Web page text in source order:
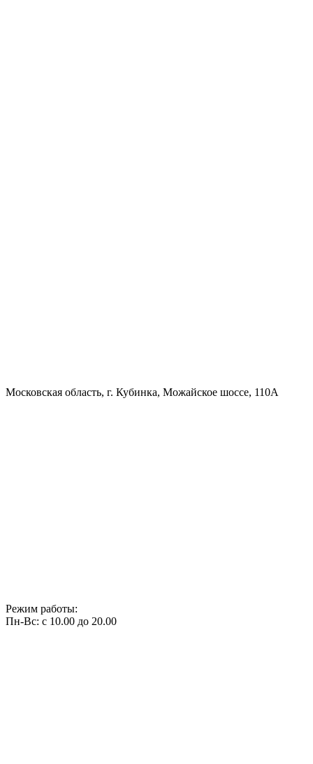
Московская область, г. Кубинка, Можайское шоссе, 110А
Режим работы:
Пн-Вс: с 10.00 до 20.00